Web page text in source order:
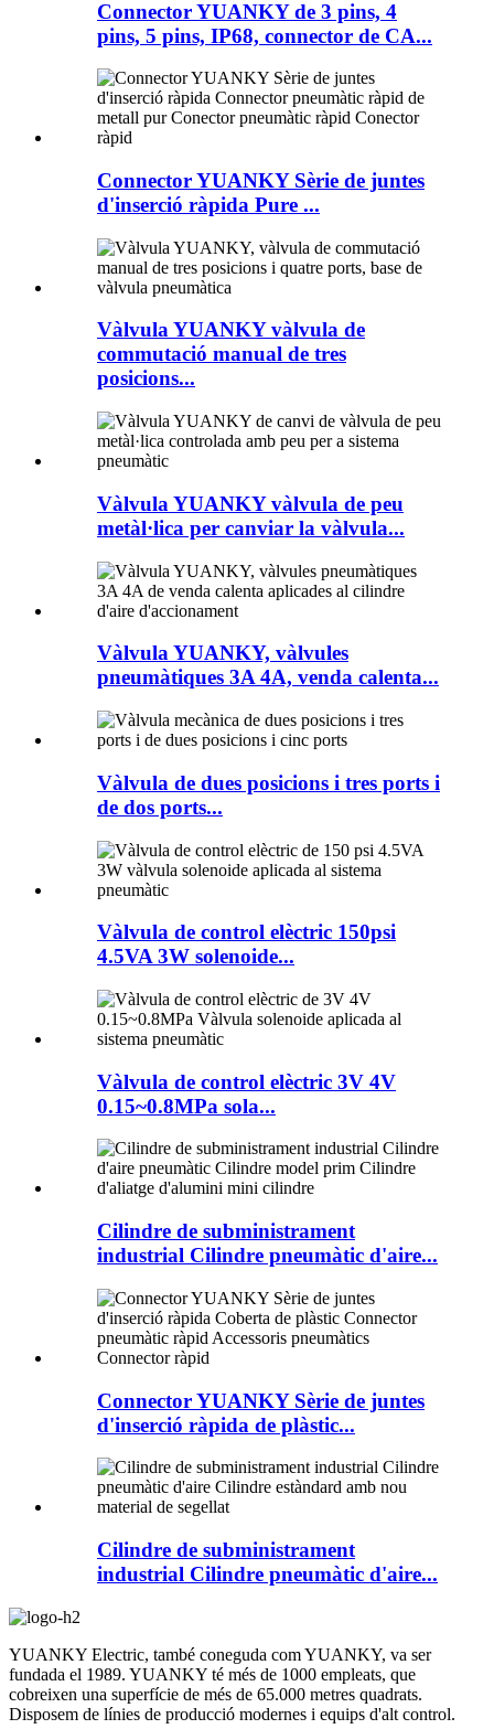
Connector YUANKY de 3 pins, 4
pins, 5 pins, IP68, connector de CA...
Connector YUANKY Sèrie de juntes
d'inserció ràpida Pure ...
Vàlvula YUANKY vàlvula de
commutació manual de tres
posicions...
Vàlvula YUANKY vàlvula de peu
metàl·lica per canviar la vàlvula...
Vàlvula YUANKY, vàlvules
pneumàtiques 3A 4A, venda calenta...
Vàlvula de dues posicions i tres ports i
de dos ports...
Vàlvula de control elèctric 150psi
4.5VA 3W solenoide...
Vàlvula de control elèctric 3V 4V
0.15~0.8MPa sola...
Cilindre de subministrament
industrial Cilindre pneumàtic d'aire...
Connector YUANKY Sèrie de juntes
d'inserció ràpida de plàstic...
Cilindre de subministrament
industrial Cilindre pneumàtic d'aire...
YUANKY Electric, també coneguda com YUANKY, va ser
fundada el 1989. YUANKY té més de 1000 empleats, que
cobreixen una superfície de més de 65.000 metres quadrats.
Disposem de línies de producció modernes i equips d'alt control.